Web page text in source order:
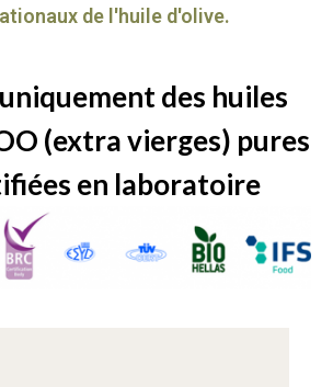
de l'huile d'olive.
des huiles
(extra vierges) pures
en laboratoire